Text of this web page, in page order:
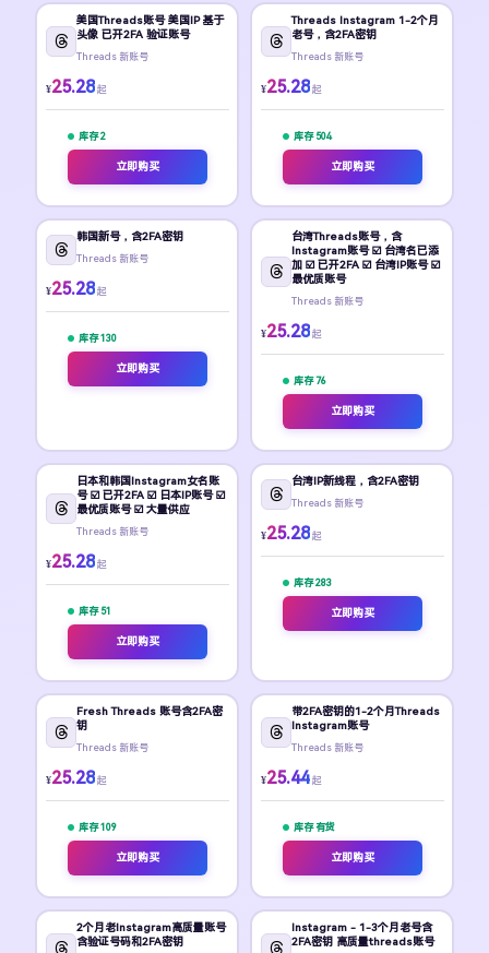
美国Threads账号 美国IP 基于
头像 已开2FA 验证账号
Threads 新账号
¥25.28 起
库存 2
立即购买
Threads Instagram 1-2个月
老号，含2FA密钥
Threads 新账号
¥25.28 起
库存 504
立即购买
韩国新号，含2FA密钥
Threads 新账号
¥25.28 起
库存 130
立即购买
台湾Threads账号，含
Instagram账号 ☑️ 台湾名已添
加 ☑️ 已开2FA ☑️ 台湾IP账号 ☑️
最优质账号
Threads 新账号
¥25.28 起
库存 76
立即购买
日本和韩国Instagram女名账
号 ☑️ 已开2FA ☑️ 日本IP账号 ☑️
最优质账号 ☑️ 大量供应
Threads 新账号
¥25.28 起
库存 51
立即购买
台湾IP新线程，含2FA密钥
Threads 新账号
¥25.28 起
库存 283
立即购买
Fresh Threads 账号含2FA密
钥
Threads 新账号
¥25.28 起
库存 109
立即购买
带2FA密钥的1-2个月Threads
Instagram账号
Threads 新账号
¥25.44 起
库存 有货
立即购买
2个月老Instagram高质量账号
含验证号码和2FA密钥
Instagram - 1-3个月老号含
2FA密钥 高质量threads账号